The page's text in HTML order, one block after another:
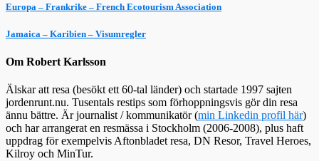
Europa – Frankrike – French Ecotourism Association
Jamaica – Karibien – Visumregler
Om Robert Karlsson
Älskar att resa (besökt ett 60-tal länder) och startade 1997 sajten
jordenrunt.nu. Tusentals restips som förhoppningsvis gör din resa
ännu bättre. Är journalist / kommunikatör (min Linkedin profil här)
och har arrangerat en resmässa i Stockholm (2006-2008), plus haft
uppdrag för exempelvis Aftonbladet resa, DN Resor, Travel Heroes,
Kilroy och MinTur.